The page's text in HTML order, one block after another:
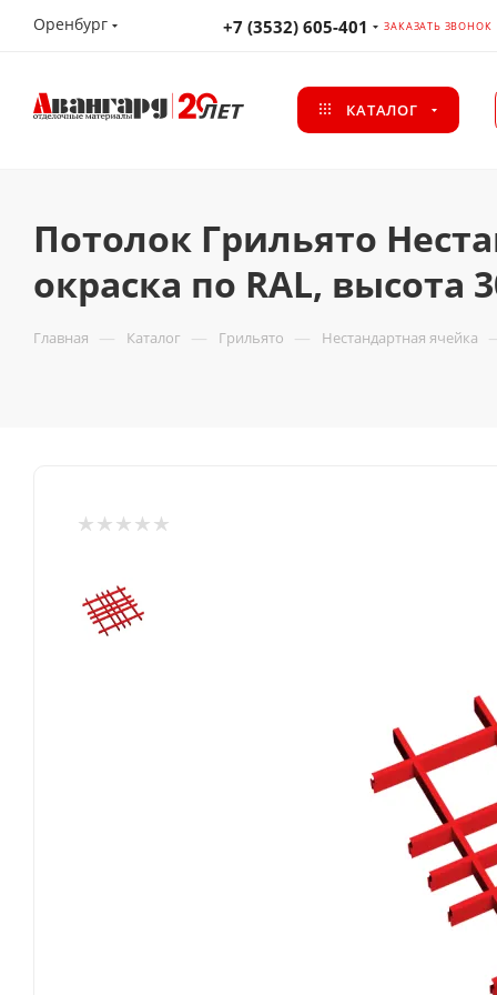
Оренбург +7 (3532) 605-401 ЗАКАЗАТЬ ЗВОНОК
КАТАЛОГ
Потолок Грильято
окраска по RAL,
Главная — Каталог — Грильято — Нестандартная ячейка